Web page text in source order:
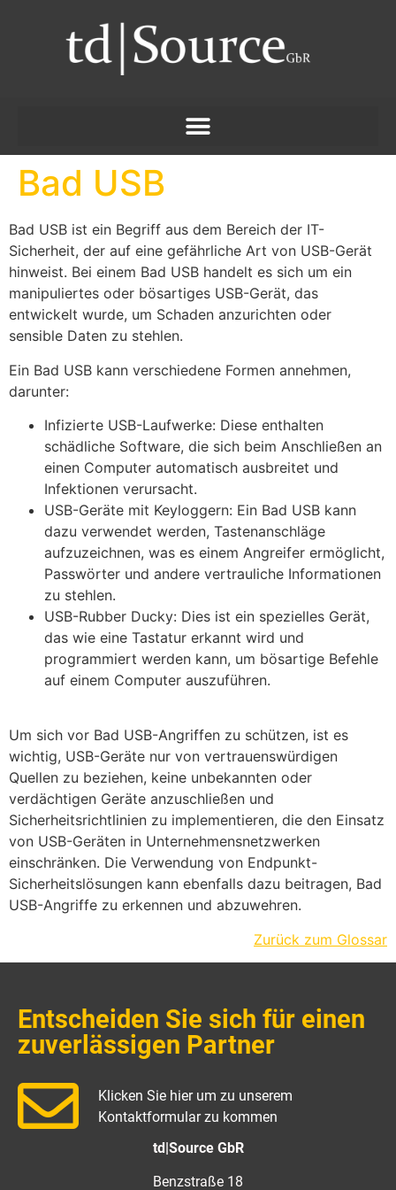
Bad USB
Bad USB ist ein Begriff aus dem Bereich der IT-
Sicherheit, der auf eine gefährliche Art von USB-Gerät
hinweist. Bei einem Bad USB handelt es sich um ein
manipuliertes oder bösartiges USB-Gerät, das
entwickelt wurde, um Schaden anzurichten oder
sensible Daten zu stehlen.
Ein Bad USB kann verschiedene Formen annehmen,
darunter:
Infizierte USB-Laufwerke: Diese enthalten
schädliche Software, die sich beim Anschließen an
einen Computer automatisch ausbreitet und
Infektionen verursacht.
USB-Geräte mit Keyloggern: Ein Bad USB kann
dazu verwendet werden, Tastenanschläge
aufzuzeichnen, was es einem Angreifer ermöglicht,
Passwörter und andere vertrauliche Informationen
zu stehlen.
USB-Rubber Ducky: Dies ist ein spezielles Gerät,
das wie eine Tastatur erkannt wird und
programmiert werden kann, um bösartige Befehle
auf einem Computer auszuführen.
Um sich vor Bad USB-Angriffen zu schützen, ist es
wichtig, USB-Geräte nur von vertrauenswürdigen
Quellen zu beziehen, keine unbekannten oder
verdächtigen Geräte anzuschließen und
Sicherheitsrichtlinien zu implementieren, die den Einsatz
von USB-Geräten in Unternehmensnetzwerken
einschränken. Die Verwendung von Endpunkt-
Sicherheitslösungen kann ebenfalls dazu beitragen, Bad
USB-Angriffe zu erkennen und abzuwehren.
Zurück zum Glossar
Entscheiden Sie sich für einen
zuverlässigen Partner
Klicken Sie hier um zu unserem
Kontaktformular zu kommen
td|Source GbR
Benzstraße 18